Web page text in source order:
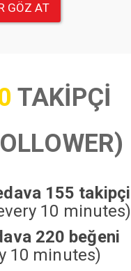
GÖZ AT
TAKİPÇİ
155 takipçi
10 minutes)
220 beğeni
10 minutes)